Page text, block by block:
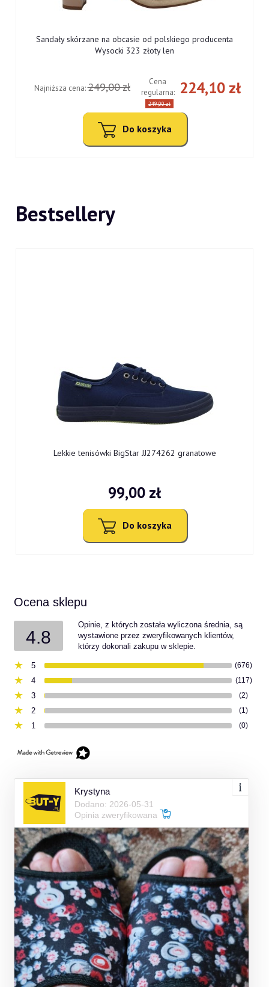
Sandały skórzane na obcasie od polskiego producenta
Wysocki 323 złoty len
224,10 zł
Cena
regularna:
249,00 zł
Najniższa cena:249,00 zł
Do koszyka
Bestsellery
Lekkie tenisówki BigStar JJ274262 granatowe
99,00 zł
Do koszyka
Ocena sklepu
4.8
Opinie, z których została wyliczona średnia, są
wystawione przez zweryfikowanych klientów,
którzy dokonali zakupu w sklepie.
5 (676)
4 (117)
3 (2)
2 (1)
1 (0)
Krystyna
Dodano: 2026-05-31
Opinia zweryfikowana